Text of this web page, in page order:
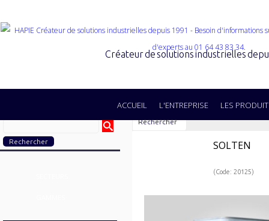
Créateur de solutions industrielles
ACCUEIL L'ENTREPRISE LES
Rechercher
SOLTEN
(Code: 20125)